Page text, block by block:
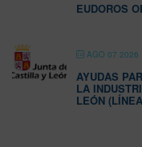
EUDOROS
AGO 07 2026
AYUDAS
LA
LEÓN